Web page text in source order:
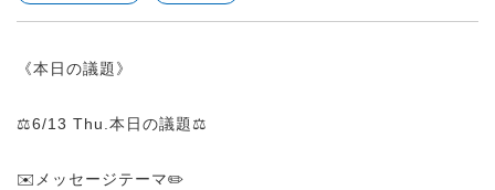
《本日の議題》
⚖️6/13 Thu.本日の議題⚖️
✉️メッセージテーマ✏️